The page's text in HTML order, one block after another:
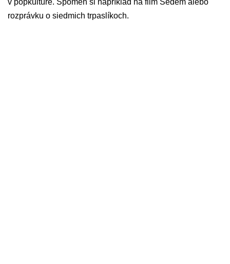
v popkultúre. Spomeň si napríklad na film Sedem alebo
rozprávku o siedmich trpaslíkoch.